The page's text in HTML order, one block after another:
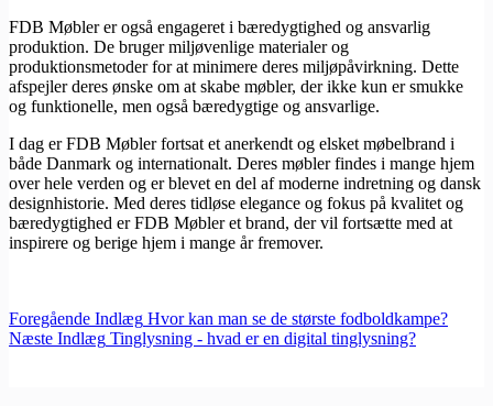
FDB Møbler er også engageret i bæredygtighed og ansvarlig
produktion. De bruger miljøvenlige materialer og
produktionsmetoder for at minimere deres miljøpåvirkning. Dette
afspejler deres ønske om at skabe møbler, der ikke kun er smukke
og funktionelle, men også bæredygtige og ansvarlige.
I dag er FDB Møbler fortsat et anerkendt og elsket møbelbrand i
både Danmark og internationalt. Deres møbler findes i mange hjem
over hele verden og er blevet en del af moderne indretning og dansk
designhistorie. Med deres tidløse elegance og fokus på kvalitet og
bæredygtighed er FDB Møbler et brand, der vil fortsætte med at
inspirere og berige hjem i mange år fremover.
Foregående Indlæg Hvor kan man se de største fodboldkampe?
Næste Indlæg Tinglysning - hvad er en digital tinglysning?